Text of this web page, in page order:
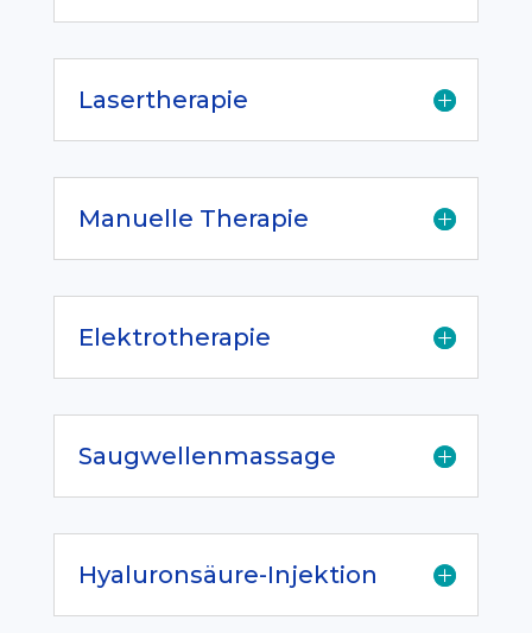
Lasertherapie
Manuelle Therapie
Elektrotherapie
Saugwellenmassage
Hyaluronsäure-Injektion